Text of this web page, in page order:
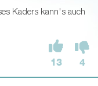
Kaders kann's auch
13 4